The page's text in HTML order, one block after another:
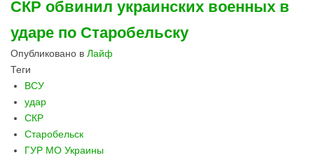
СКР обвинил украинских военных в
ударе по Старобельску
Опубликовано в Лайф
Теги
ВСУ
удар
СКР
Старобельск
ГУР МО Украины